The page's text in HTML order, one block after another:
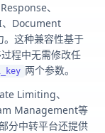
、
、Document
这种兼容性基于
程中无需修改任
两个参数。
Limiting、
Management等
分中转平台还提供